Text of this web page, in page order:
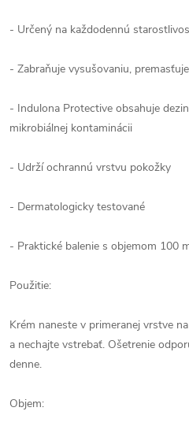
- Určený na každodennú
- Zabraňuje vysušovaniu,
- Indulona Protective obsahuje
mikrobiálnej kontaminácii
- Udrží ochrannú vrstvu pokožky
- Dermatologicky testované
- Praktické balenie s objemom 100
Použitie:
Krém naneste v primeranej vrstve
a nechajte vstrebať. Ošetrenie
denne.
Objem: